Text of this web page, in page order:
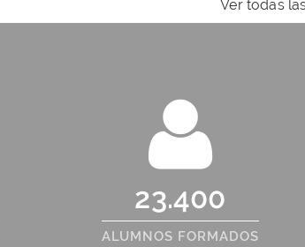
Ver todas
23.400
ALUMNOS FORMADOS